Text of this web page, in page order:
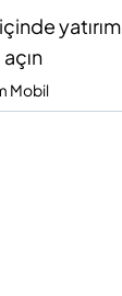
yatırım
açın
Mobil